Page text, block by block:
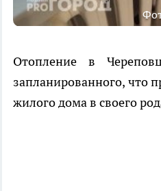
Отопление в
запланированного, что
жилого дома в своего